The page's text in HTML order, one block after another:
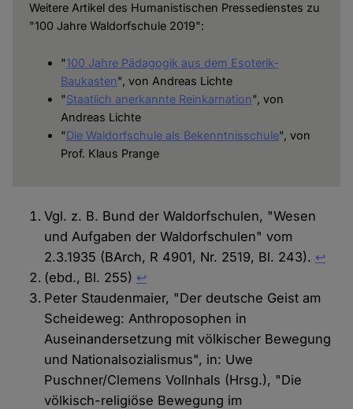
Weitere Artikel des Humanistischen Pressedienstes zu
"100 Jahre Waldorfschule 2019":
"100 Jahre Pädagogik aus dem Esoterik-
Baukasten", von Andreas Lichte
"Staatlich anerkannte Reinkarnation", von
Andreas Lichte
"Die Waldorfschule als Bekenntnisschule", von
Prof. Klaus Prange
Vgl. z. B. Bund der Waldorfschulen, "Wesen
und Aufgaben der Waldorfschulen" vom
2.3.1935 (BArch, R 4901, Nr. 2519, Bl. 243). ↩︎
(ebd., Bl. 255) ↩︎
Peter Staudenmaier, "Der deutsche Geist am
Scheideweg: Anthroposophen in
Auseinandersetzung mit völkischer Bewegung
und Nationalsozialismus", in: Uwe
Puschner/Clemens Vollnhals (Hrsg.), "Die
völkisch-religiöse Bewegung im